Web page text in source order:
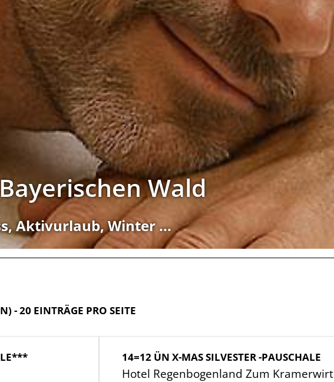
Wald
Aktivurlaub, Winter ...
- 20 EINTRÄGE PRO SEITE
14=12 ÜN X-MAS SILVESTER -PAUSCHALE
Hotel Regenbogenland Zum Kramerwirt